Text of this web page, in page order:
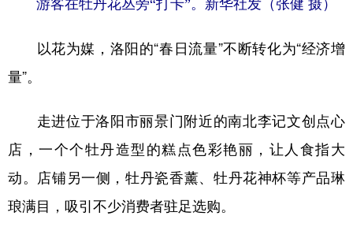
游客在牡丹花丛旁“打卡”。新华社发（张健 摄）
以花为媒，洛阳的“春日流量”不断转化为“经济增
量”。
走进位于洛阳市丽景门附近的南北李记文创点心
店，一个个牡丹造型的糕点色彩艳丽，让人食指大
动。店铺另一侧，牡丹瓷香薰、牡丹花神杯等产品琳
琅满目，吸引不少消费者驻足选购。